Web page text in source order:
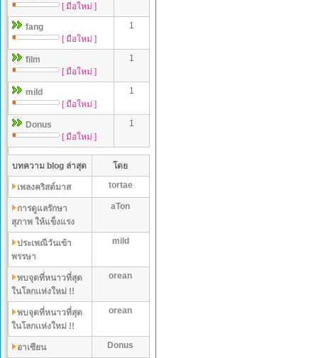
[ มือใหม่ ]
fang
[ มือใหม่ ]
1
film
[ มือใหม่ ]
1
mild
[ มือใหม่ ]
1
Donus
[ มือใหม่ ]
1
บทความ blog ล่าสุด โดย
เพลงคริสต์มาส tortae
การดูแลรักษา
สุภาพ ให้แข็งแรง
aTon
ประเพณีวันเข้า
พรรษา
mild
พบจุดที่หนาวที่สุด
ในโลกเเห่งใหม่ !!
orean
พบจุดที่หนาวที่สุด
ในโลกเเห่งใหม่ !!
orean
อาเซียน Donus